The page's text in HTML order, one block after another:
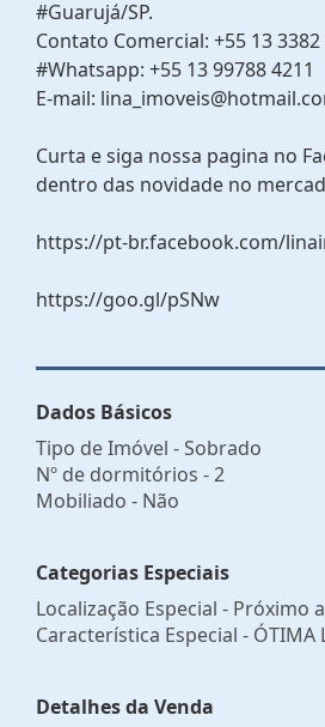
#Guarujá/SP.
Contato Comercial: +55 13 3382
#Whatsapp: +55 13 99788 4211
E-mail:
Curta e siga nossa pagina no
dentro das novidade no
https://pt-br.facebook.com/
https://goo.gl/pSNw
Dados Básicos
Tipo de Imóvel - Sobrado
Nº de dormitórios - 2
Mobiliado - Não
Categorias Especiais
Localização Especial - Próximo
Característica Especial - ÓTIMA
Detalhes da Venda